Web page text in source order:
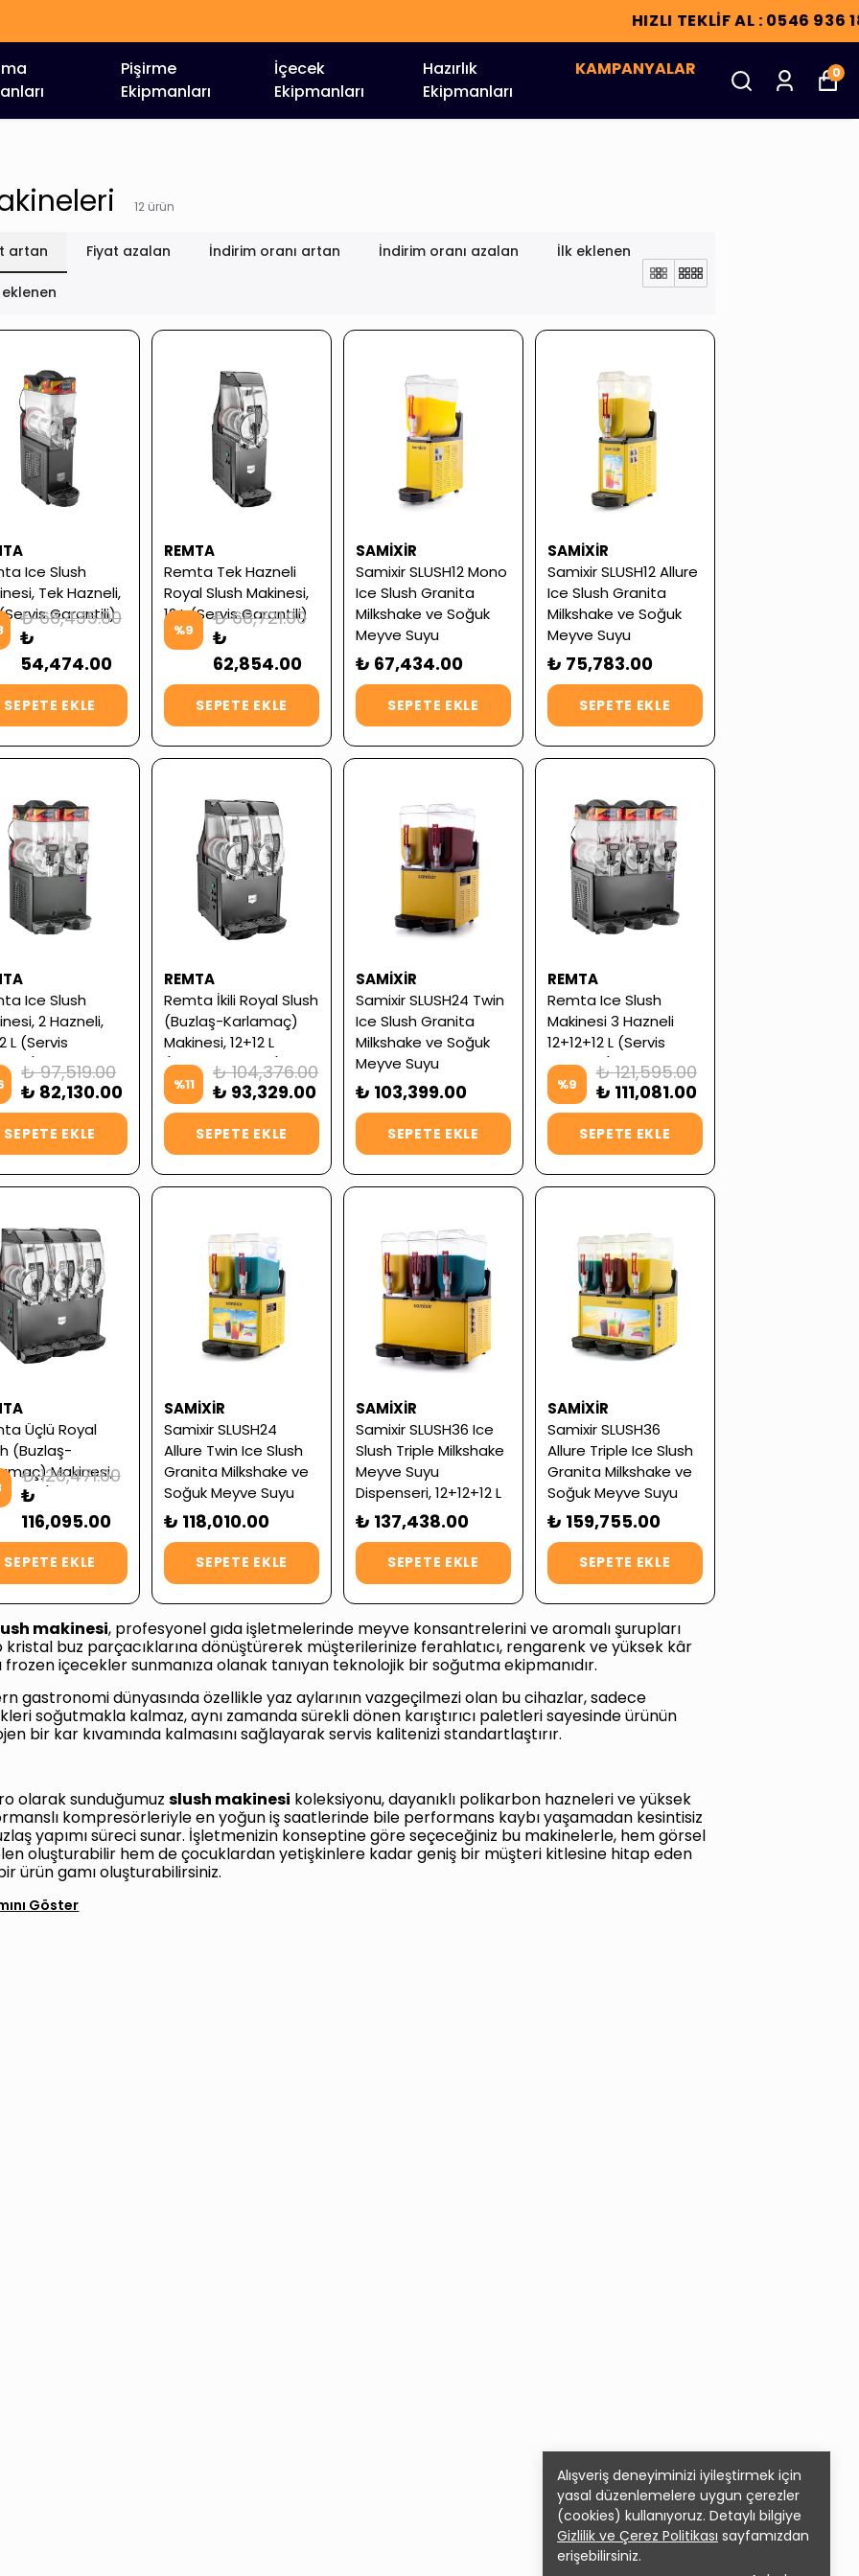
Pişirme
Ekipmanları
İçecek
Ekipmanları
Hazırlık
Ekipmanları
KAMPANYALAR 0
Alışveriş deneyiminizi iyileştirmek için
yasal düzenlemelere uygun çerezler
(cookies) kullanıyoruz. Detaylı bilgiye
Gizlilik ve Çerez Politikası sayfamızdan
erişebilirsiniz.
12 ürün
artan Fiyat azalan İndirim oranı artan İndirim oranı azalan İlk eklenen
eklenen
Ice Slush
Tek Hazneli,
(Servis Garantili)
₺ 66,435.00
₺
54,474.00
SEPETE EKLE
REMTA
Remta Tek Hazneli
Royal Slush Makinesi,
12 L (Servis Garantili)
%9
₺ 68,721.00
₺
62,854.00
SEPETE EKLE
SAMIXIR
Samixir SLUSH12 Mono
Ice Slush Granita
Milkshake ve Soğuk
Meyve Suyu
Dispenseri, 12 L (Servis
Garantili)
₺ 67,434.00
SEPETE EKLE
SAMIXIR
Samixir SLUSH12 Allure
Ice Slush Granita
Milkshake ve Soğuk
Meyve Suyu
Dispenseri, 12 L (Servis
Garantili)
₺ 75,783.00
SEPETE EKLE
Ice Slush
2 Hazneli,
L (Servis
₺ 97,519.00
₺ 82,130.00
SEPETE EKLE
REMTA
Remta İkili Royal Slush
(Buzlaş-Karlamaç)
Makinesi, 12+12 L
(Servis Garantili)
%11
₺ 104,376.00
₺ 93,329.00
SEPETE EKLE
SAMIXIR
Samixir SLUSH24 Twin
Ice Slush Granita
Milkshake ve Soğuk
Meyve Suyu
Dispenseri, 12+12 L
(Servis Garantili)
₺ 103,399.00
SEPETE EKLE
REMTA
Remta Ice Slush
Makinesi 3 Hazneli
12+12+12 L (Servis
Garantili)
%9
₺ 121,595.00
₺ 111,081.00
SEPETE EKLE
Üçlü Royal
(Buzlaş-
Makinesi,
L (Servis
₺ 126,471.00
₺
116,095.00
SEPETE EKLE
SAMIXIR
Samixir SLUSH24
Allure Twin Ice Slush
Granita Milkshake ve
Soğuk Meyve Suyu
Dispenseri, 12+12 L
(Servis Garantili)
₺ 118,010.00
SEPETE EKLE
SAMIXIR
Samixir SLUSH36 Ice
Slush Triple Milkshake
Meyve Suyu
Dispenseri, 12+12+12 L
(Servis Garantili)
₺ 137,438.00
SEPETE EKLE
SAMIXIR
Samixir SLUSH36
Allure Triple Ice Slush
Granita Milkshake ve
Soğuk Meyve Suyu
Dispenseri, 12+12+12 L
(Servis Garantili)
₺ 159,755.00
SEPETE EKLE
makinesi, profesyonel gıda işletmelerinde meyve konsantrelerini ve aromalı şurupları
kristal buz parçacıklarına dönüştürerek müşterilerinize ferahlatıcı, rengarenk ve yüksek kâr
frozen içecekler sunmanıza olanak tanıyan teknolojik bir soğutma ekipmanıdır.
gastronomi dünyasında özellikle yaz aylarının vazgeçilmezi olan bu cihazlar, sadece
soğutmakla kalmaz, aynı zamanda sürekli dönen karıştırıcı paletleri sayesinde ürünün
bir kar kıvamında kalmasını sağlayarak servis kalitenizi standartlaştırır.
olarak sunduğumuzslush makinesi koleksiyonu, dayanıklı polikarbon hazneleri ve yüksek
kompresörleriyle en yoğun iş saatlerinde bile performans kaybı yaşamadan kesintisiz
yapımı süreci sunar. İşletmenizin konseptine göre seçeceğiniz bu makinelerle, hem görsel
oluşturabilir hem de çocuklardan yetişkinlere kadar geniş bir müşteri kitlesine hitap eden
ürün gamı oluşturabilirsiniz.
Göster